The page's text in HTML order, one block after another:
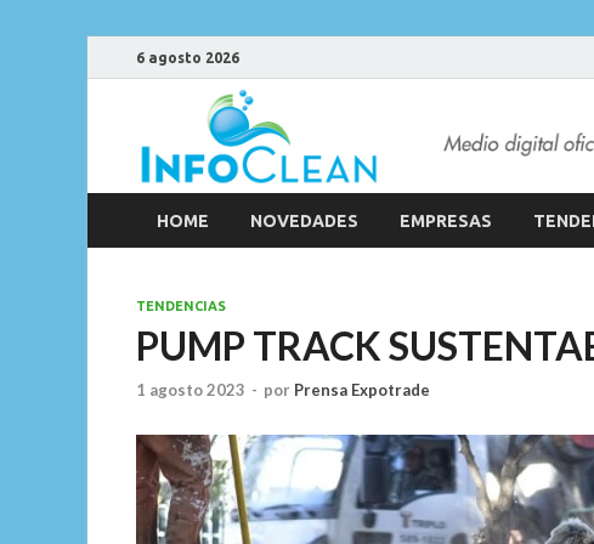
6 agosto 2026
HOME NOVEDADES EMPRESAS
TENDENCIAS
PUMP TRACK
1 agosto 2023 - por Prensa Expotrade